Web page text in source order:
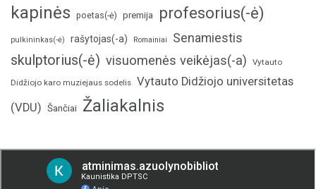
kapinės poetas(-ė) premija profesorius(-ė)
pulkininkas(-ė) rašytojas(-a) Romainiai Senamiestis
skulptorius(-ė) visuomenės veikėjas(-a) Vytauto
Didžiojo karo muziejaus sodelis Vytauto Didžiojo universitetas
(VDU) Šančiai Žaliakalnis